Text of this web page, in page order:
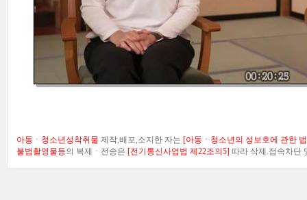
아동ㆍ청소년성착취물 제작,배포,소지한 자는 [아동ㆍ청소년의 성보호에 관한
불법촬영물등의 복제ㆍ전송은 [전기통신사업법 제22조의5] 따라 삭제.접속차단